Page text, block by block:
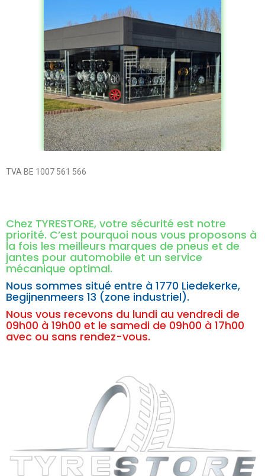
TVA BE 1007 561 566
Chez TYRESTORE, votre sécurité est notre
priorité. C’est pourquoi nous vous proposons à
la fois les meilleurs marques de pneus et de
jantes pour automobile et un service
mécanique optimal.
Nous sommes situé entre à 1770 Liedekerke,
Begijnenmeers 13 (zone industriel).
Nous vous recevons du lundi au vendredi de
09h00 à 19h00 et le samedi de 09h00 à 17h00
avec ou sans rendez-vous.